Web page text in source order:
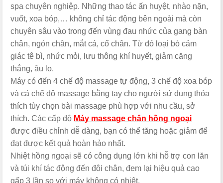
spa chuyên nghiệp. Những thao tác ấn huyệt, nhào nặn,
vuốt, xoa bóp,… không chỉ tác động bên ngoài mà còn
chuyên sâu vào trong đến vùng đau nhức của gang bàn
chân, ngón chân, mắt cá, cổ chân. Từ đó loại bỏ cảm
giác tê bì, nhức mỏi, lưu thông khí huyết, giảm căng
thẳng, âu lo.
Máy có đến 4 chế độ massage tự động, 3 chế độ xoa bóp
và cả chế độ massage bằng tay cho người sử dụng thỏa
thích tùy chọn bài massage phù hợp với nhu cầu, sở
thích. Các cấp độ Máy massage chân hồng ngoại
được điều chỉnh dễ dàng, bạn có thể tăng hoặc giảm để
đạt được kết quả hoàn hảo nhất.
Nhiệt hồng ngoại sẽ có công dụng lớn khi hỗ trợ con lăn
và túi khí tác động đến đôi chân, đem lại hiệu quả cao
gấp 3 lần so với máy không có nhiệt.